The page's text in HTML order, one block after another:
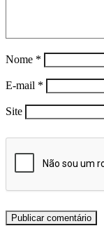
Nome *
E-mail *
Site